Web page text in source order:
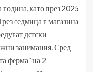
година, като през 2025
седмица в магазина
детски
занимания. Сред
ферма“ на 2